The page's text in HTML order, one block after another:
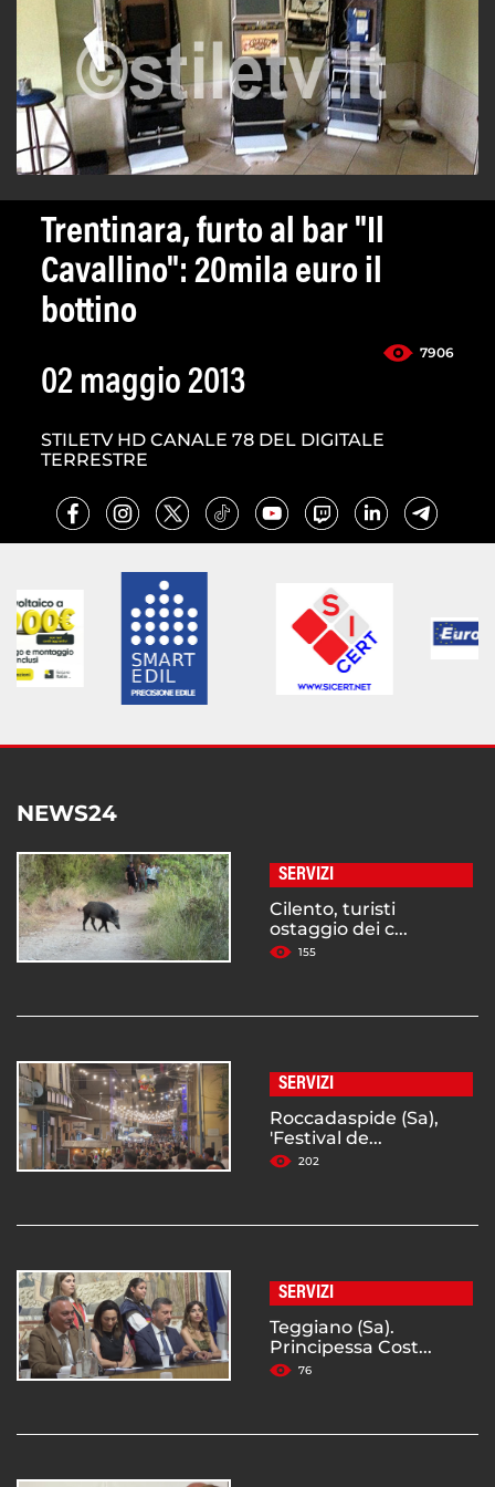
Trentinara, furto al bar "Il
Cavallino": 20mila euro il
bottino
7906
02 maggio 2013
STILETV HD CANALE 78 DEL DIGITALE
TERRESTRE
NEWS24
SERVIZI
Cilento, turisti
ostaggio dei c...
155
SERVIZI
Roccadaspide (Sa),
'Festival de...
202
SERVIZI
Teggiano (Sa).
Principessa Cost...
76